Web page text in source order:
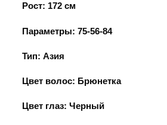
Рост: 172 см
Параметры:75-56-84
Тип: Азия
Цвет волос: Брюнетка
Цвет глаз: Черный